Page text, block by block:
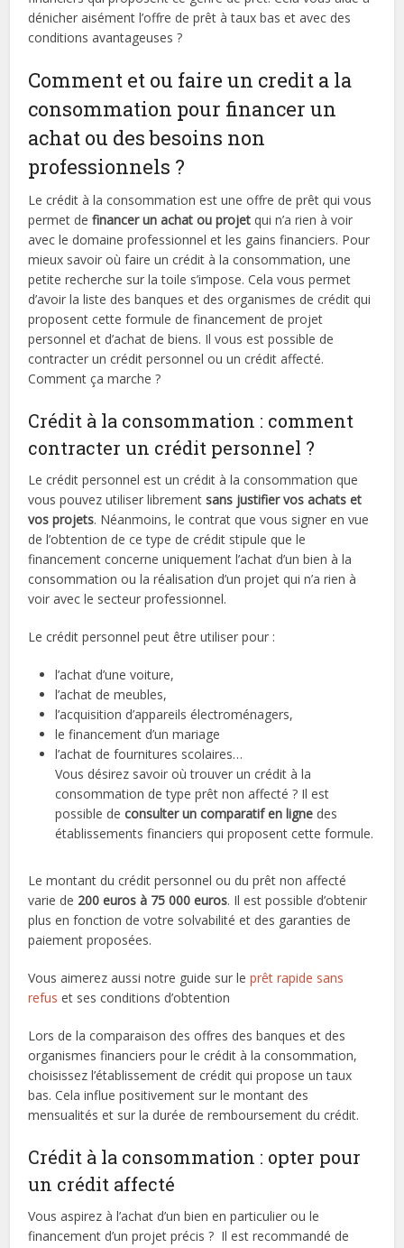
dénicher aisément l’offre de prêt à taux bas et avec des
conditions avantageuses ?
Comment et ou faire un credit a la
consommation pour financer un
achat ou des besoins non
professionnels ?
Le crédit à la consommation est une offre de prêt qui vous
permet de financer un achat ou projetqui n’a rien à voir
avec le domaine professionnel et les gains financiers. Pour
mieux savoir où faire un crédit à la consommation, une
petite recherche sur la toile s’impose. Cela vous permet
d’avoir la liste des banques et des organismes de crédit qui
proposent cette formule de financement de projet
personnel et d’achat de biens. Il vous est possible de
contracter un crédit personnel ou un crédit affecté.
Comment ça marche ?
Crédit à la consommation : comment
contracter un crédit personnel ?
Le crédit personnel est un crédit à la consommation que
vous pouvez utiliser librementsans justifier vos achats et
vos projets. Néanmoins, le contrat que vous signer en vue
de l’obtention de ce type de crédit stipule que le
financement concerne uniquement l’achat d’un bien à la
consommation ou la réalisation d’un projet qui n’a rien à
voir avec le secteur professionnel.
Le crédit personnel peut être utiliser pour :
l’achat d’une voiture,
l’achat de meubles,
l’acquisition d’appareils électroménagers,
le financement d’un mariage
l’achat de fournitures scolaires…
Vous désirez savoir où trouver un crédit à la
consommation de type prêt non affecté ? Il est
possible deconsulter un comparatif en ligne des
établissements financiers qui proposent cette formule.
Le montant du crédit personnel ou du prêt non affecté
varie de 200 euros à 75 000 euros. Il est possible d’obtenir
plus en fonction de votre solvabilité et des garanties de
paiement proposées.
Vous aimerez aussi notre guide sur leprêt rapide sans
refus et ses conditions d’obtention
Lors de la comparaison des offres des banques et des
organismes financiers pour le crédit à la consommation,
choisissez l’établissement de crédit qui propose un taux
bas. Cela influe positivement sur le montant des
mensualités et sur la durée de remboursement du crédit.
Crédit à la consommation : opter pour
un crédit affecté
Vous aspirez à l’achat d’un bien en particulier ou le
financement d’un projet précis ? Il est recommandé de